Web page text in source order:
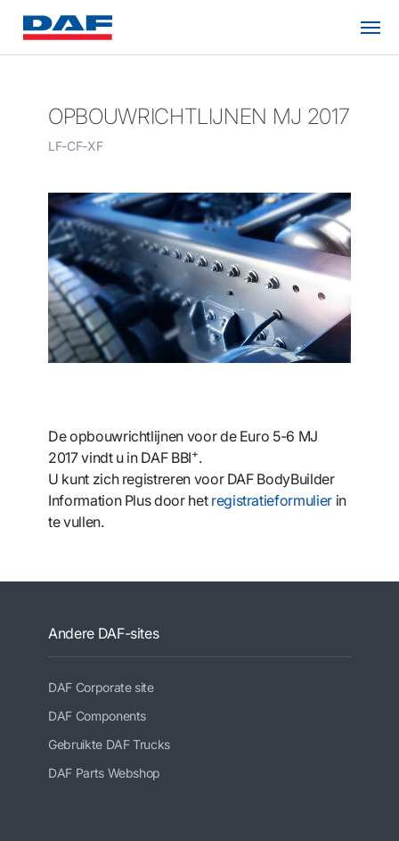
OPBOUWRICHTLIJNEN MJ 2017
LF-CF-XF
De opbouwrichtlijnen voor de Euro 5-6 MJ
2017 vindt u in DAF BBI+.
U kunt zich registreren voor DAF BodyBuilder
Information Plus door het registratieformulier in
te vullen.
Andere DAF-sites
DAF Corporate site
DAF Components
Gebruikte DAF Trucks
DAF Parts Webshop